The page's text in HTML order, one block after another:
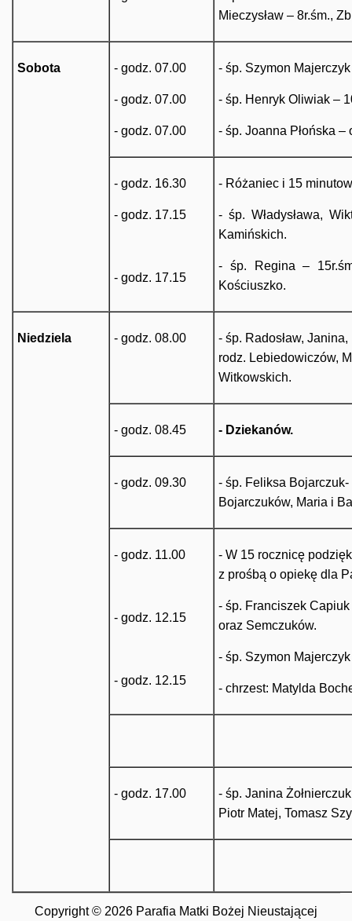
Mieczysław – 8r.śm.,
Sobota - godz. 07.00
- godz. 07.00
- godz. 07.00
- śp. Szymon
- śp. Henryk Oliwiak –
- śp. Joanna Płońska
- godz. 16.30
- godz. 17.15
- godz. 17.15
- Różaniec i 15
- śp. Władysława,
Kamińskich.
- śp. Regina –
Kościuszko.
Niedziela - godz. 08.00
- śp. Radosław,
rodz. Lebiedowiczów,
Witkowskich.
- godz. 08.45 - Dziekanów.
- godz. 09.30
- śp. Feliksa
Bojarczuków, Maria i
- godz. 11.00
- godz. 12.15
- godz. 12.15
- W 15 rocznicę
z prośbą o opiekę dla
- śp. Franciszek
oraz Semczuków.
- śp. Szymon
- chrzest: Matylda
- godz. 17.00
- śp. Janina
Piotr Matej, Tomasz
Copyright © 2026 Parafia Matki Bożej Nieustającej